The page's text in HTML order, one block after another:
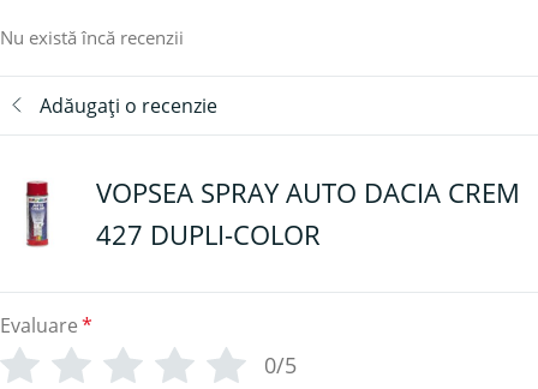
Nu există încă recenzii
Adăugați o recenzie
VOPSEA SPRAY AUTO DACIA CREM
427 DUPLI-COLOR
Evaluare*
0/5